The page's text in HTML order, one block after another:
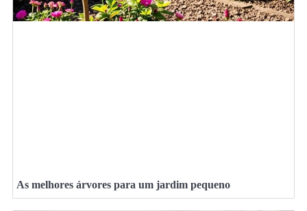
As melhores árvores para um jardim pequeno